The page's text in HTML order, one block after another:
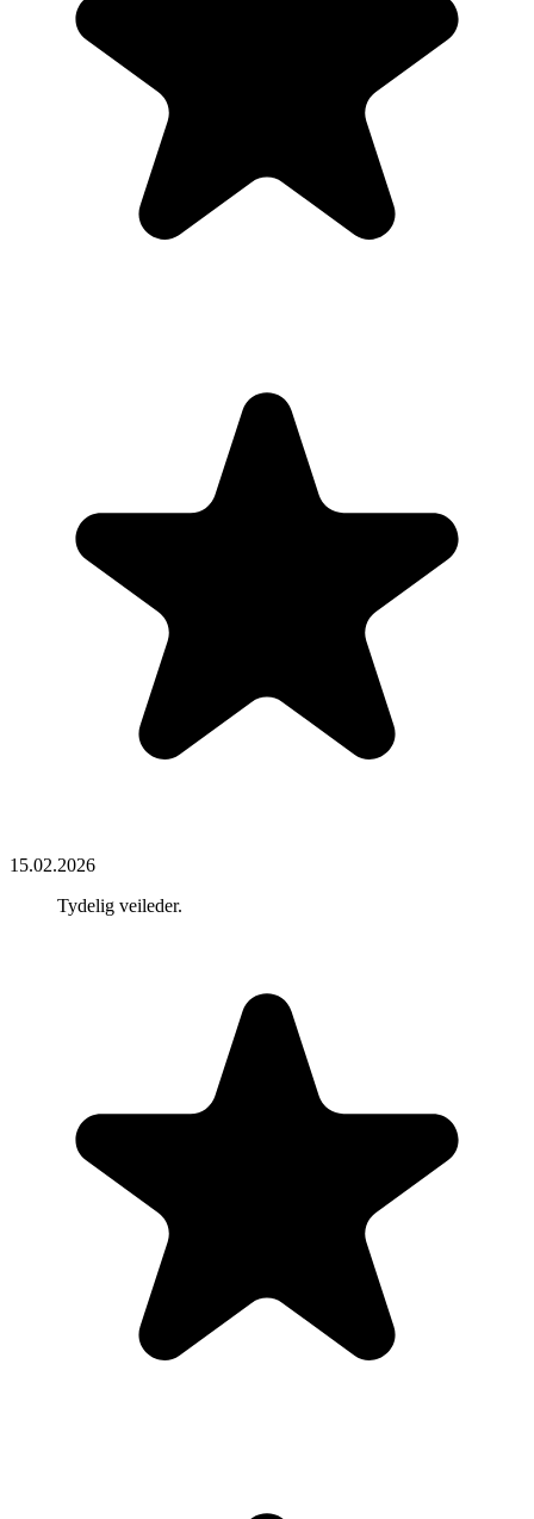
15.02.2026
Tydelig veileder.